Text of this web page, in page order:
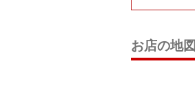
お店の地図